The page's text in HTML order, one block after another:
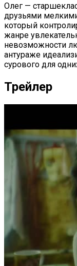
Олег —
друзьями
который
жанре
невозможности
антураже
сурового для
Трейлер